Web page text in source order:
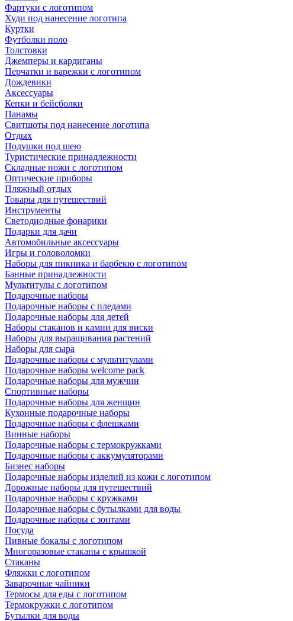
Фартуки с логотипом
Худи под нанесение логотипа
Куртки
Футболки поло
Толстовки
Джемперы и кардиганы
Перчатки и варежки с логотипом
Дождевики
Аксессуары
Кепки и бейсболки
Панамы
Свитшоты под нанесение логотипа
Отдых
Подушки под шею
Туристические принадлежности
Складные ножи с логотипом
Оптические приборы
Пляжный отдых
Товары для путешествий
Инструменты
Светодиодные фонарики
Подарки для дачи
Автомобильные аксессуары
Игры и головоломки
Наборы для пикника и барбекю с логотипом
Банные принадлежности
Мультитулы с логотипом
Подарочные наборы
Подарочные наборы с пледами
Подарочные наборы для детей
Наборы стаканов и камни для виски
Наборы для выращивания растений
Наборы для сыра
Подарочные наборы с мультитулами
Подарочные наборы welcome pack
Подарочные наборы для мужчин
Спортивные наборы
Подарочные наборы для женщин
Кухонные подарочные наборы
Подарочные наборы с флешками
Винные наборы
Подарочные наборы с термокружками
Подарочные наборы с аккумуляторами
Бизнес наборы
Подарочные наборы изделий из кожи с логотипом
Дорожные наборы для путешествий
Подарочные наборы с кружками
Подарочные наборы с бутылками для воды
Подарочные наборы с зонтами
Посуда
Пивные бокалы с логотипом
Многоразовые стаканы с крышкой
Стаканы
Фляжки с логотипом
Заварочные чайники
Термосы для еды с логотипом
Термокружки с логотипом
Бутылки для воды